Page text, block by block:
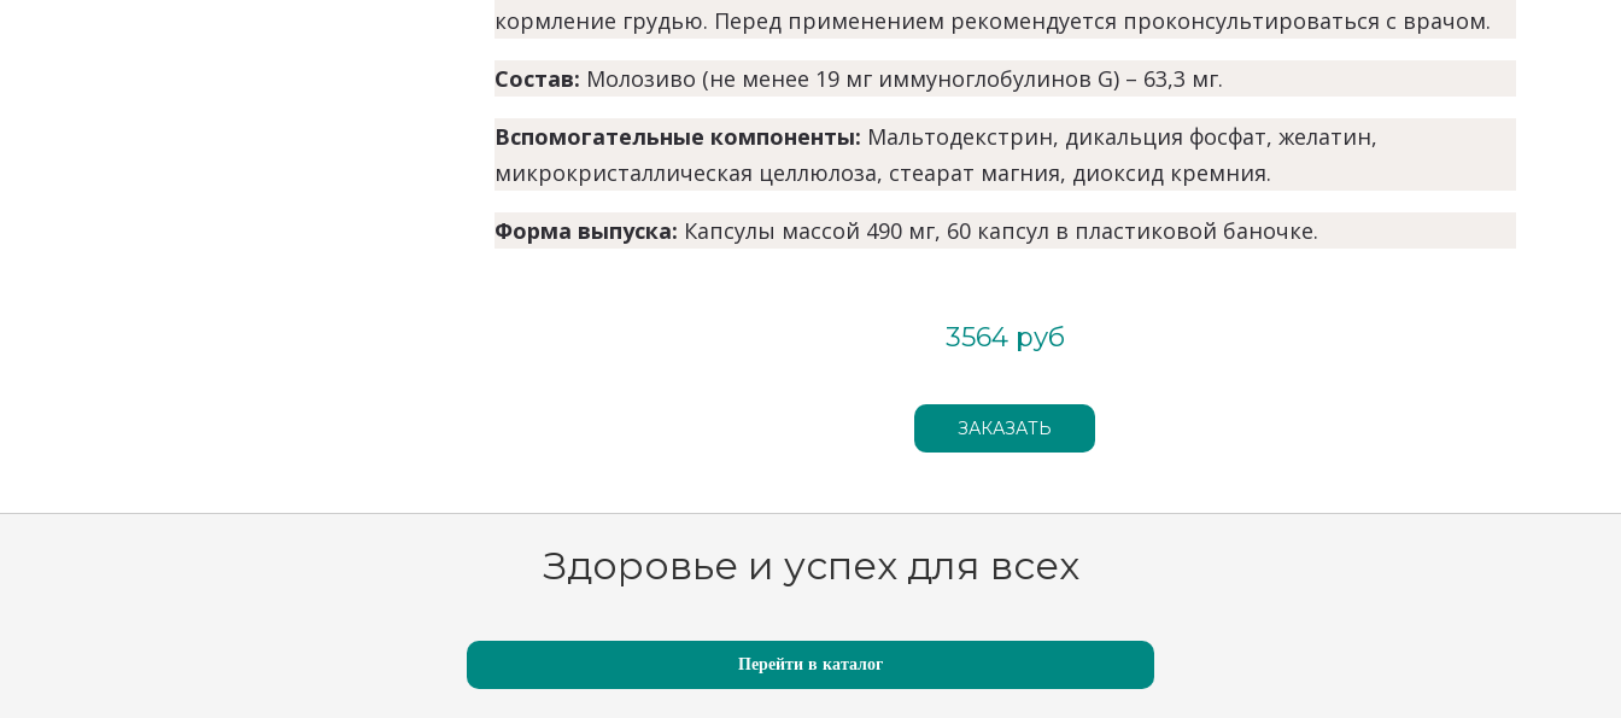
кормление грудью. Перед применением рекомендуется проконсультироваться с врачом.
Состав: Молозиво (не менее 19 мг иммуноглобулинов G) – 63,3 мг.
Вспомогательные компоненты: Мальтодекстрин, дикальция фосфат, желатин,
микрокристаллическая целлюлоза, стеарат магния, диоксид кремния.
Форма выпуска: Капсулы массой 490 мг, 60 капсул в пластиковой баночке.
3564 руб
Здоровье и успех для всех
Перейти в каталог